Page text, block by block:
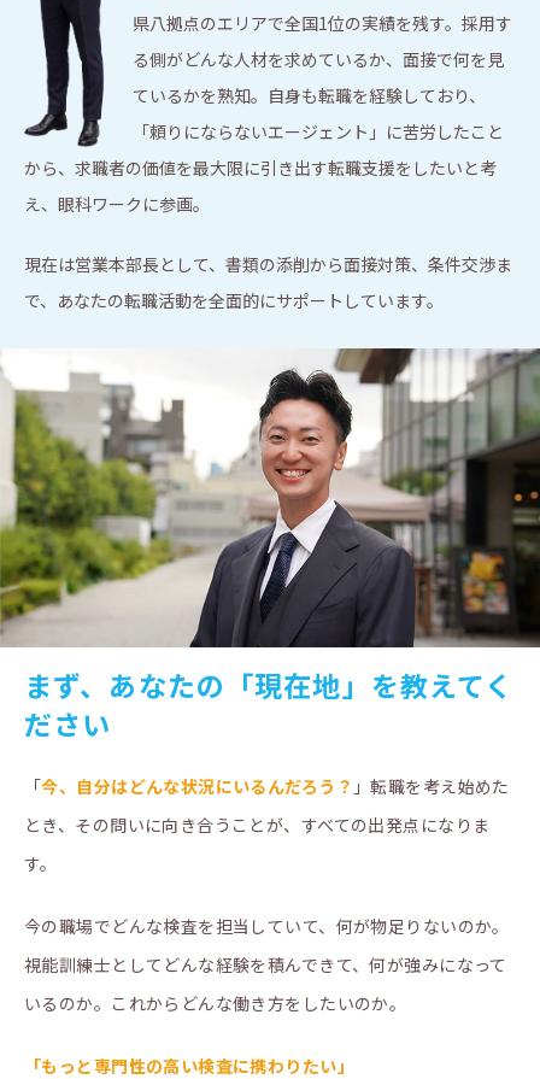
県八拠点のエリアで全国1位の実績を残す。採用す
る側がどんな人材を求めているか、面接で何を見
ているかを熟知。自身も転職を経験しており、
「頼りにならないエージェント」に苦労したこと
から、求職者の価値を最大限に引き出す転職支援をしたいと考
え、眼科ワークに参画。
現在は営業本部長として、書類の添削から面接対策、条件交渉ま
で、あなたの転職活動を全面的にサポートしています。
まず、あなたの「現在地」を教えてく
ださい
「今、自分はどんな状況にいるんだろう？ 」転職を考え始めた
とき、その問いに向き合うことが、すべての出発点になりま
す。
今の職場でどんな検査を担当していて、何が物足りないのか。
視能訓練士としてどんな経験を積んできて、何が強みになって
いるのか。これからどんな働き方をしたいのか。
「もっと専門性の高い検査に携わりたい」